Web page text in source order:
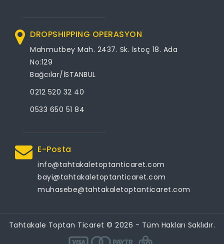
DROPSHIPPING OPERASYON
Mahmutbey Mah. 2437. Sk. İstoç 18. Ada
No:129
Bağcılar/İSTANBUL
0212 520 32 40
0533 650 51 84
E-Posta
info@tahtakaletoptanticaret.com
bayi@tahtakaletoptanticaret.com
muhasebe@tahtakaletoptanticaret.com
Tahtakale Toptan Ticaret © 2026 - Tüm Hakları Saklıdır.